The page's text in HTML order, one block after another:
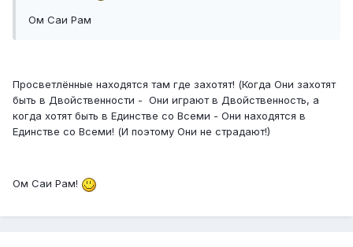
Ом Саи Рам
Просветлённые находятся там где захотят! (Когда Они захотят
быть в Двойственности - Они играют в Двойственность, а
когда хотят быть в Единстве со Всеми - Они находятся в
Единстве со Всеми! (И поэтому Они не страдают!)
Ом Саи Рам!